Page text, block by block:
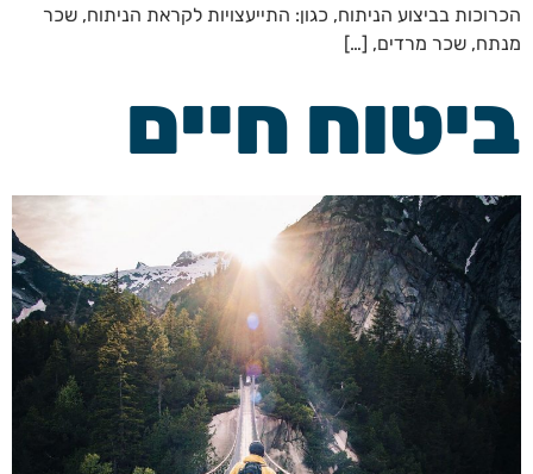
הכרוכות בביצוע הניתוח, כגון: התייעצויות לקראת הניתוח, שכר
מנתח, שכר מרדים, […]
ביטוח חיים